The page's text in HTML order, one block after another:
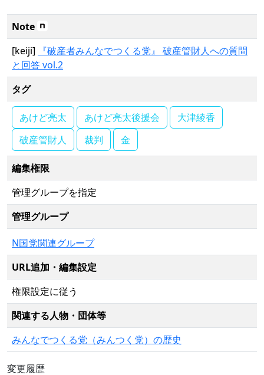
Note
[keiji]
『破産者みんなでつくる党』 破産管財人への質問
と回答 vol.2
タグ
あけど亮太 あけど亮太後援会
大津綾香
破産管財人
裁判 金
編集権限
管理グループを指定
管理グループ
N国党関連グループ
URL追加・編集設定
権限設定に従う
関連する人物・団体等
みんなでつくる党（みんつく党）の歴史
変更履歴